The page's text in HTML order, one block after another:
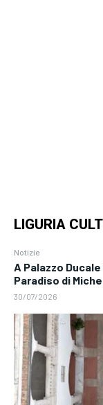
LIGURIA
Notizie
A Palazzo
Paradiso di
30/07/2026